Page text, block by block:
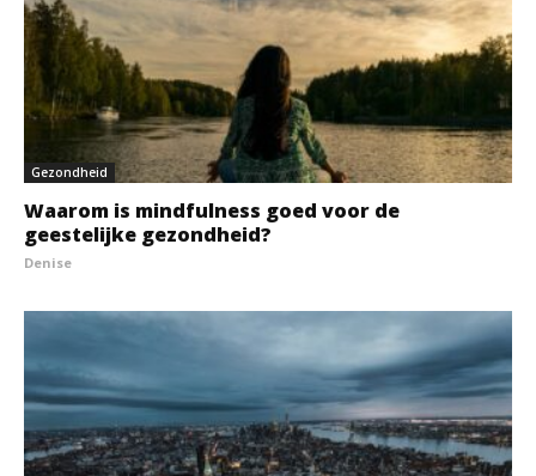
Gezondheid
Waarom is mindfulness goed voor de
geestelijke gezondheid?
Denise